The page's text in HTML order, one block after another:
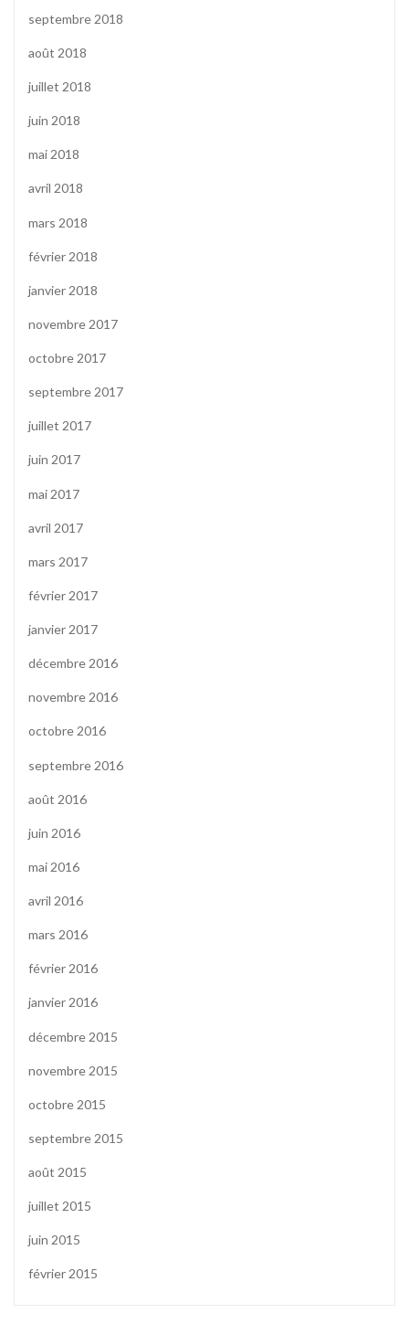
septembre 2018
août 2018
juillet 2018
juin 2018
mai 2018
avril 2018
mars 2018
février 2018
janvier 2018
novembre 2017
octobre 2017
septembre 2017
juillet 2017
juin 2017
mai 2017
avril 2017
mars 2017
février 2017
janvier 2017
décembre 2016
novembre 2016
octobre 2016
septembre 2016
août 2016
juin 2016
mai 2016
avril 2016
mars 2016
février 2016
janvier 2016
décembre 2015
novembre 2015
octobre 2015
septembre 2015
août 2015
juillet 2015
juin 2015
février 2015